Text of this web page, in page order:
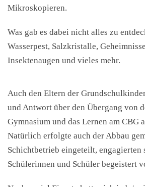
Mikroskopieren.
Was gab es dabei nicht alles zu
Wasserpest, Salzkristalle,
Insektenaugen und vieles mehr.
Auch den Eltern der
und Antwort über den Übergang von
Gymnasium und das Lernen am CBG
Natürlich erfolgte auch der Abbau
Schichtbetrieb eingeteilt, engagierten
Schülerinnen und Schüler begeistert